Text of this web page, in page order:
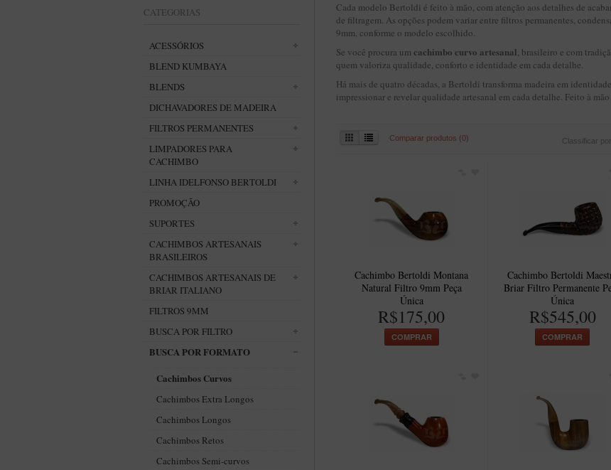
CATEGORIAS
ACESSÓRIOS
BLEND KUMBAYA
BLENDS
DICHAVADORES DE MADEIRA
FILTROS PERMANENTES
LIMPADORES PARA
CACHIMBO
LINHA IDELFONSO BERTOLDI
PROMOÇÃO
SUPORTES
CACHIMBOS ARTESANAIS
BRASILEIROS
CACHIMBOS ARTESANAIS DE
BRIAR ITALIANO
FILTROS 9MM
BUSCA POR FILTRO
BUSCA POR FORMATO
Cachimbos Curvos
Cachimbos Extra Longos
Cachimbos Longos
Cachimbos Retos
Cachimbos Semi-curvos
Cada modelo Bertoldi é feito à mão, com atenção aos detalhes de
de filtragem. As opções podem variar entre filtros permanentes,
9mm, conforme o modelo escolhido.
Se você procura um cachimbo curvo artesanal, brasileiro e com
quem valoriza qualidade, conforto e identidade em cada detalhe.
Há mais de quatro décadas, a Bertoldi transforma madeira em
impressionar e revelar qualidade artesanal em cada detalhe. Feito à
Comparar produtos (0) Classificar
Cachimbo Bertoldi Montana
Natural Filtro 9mm Peça
Única
R$175,00
COMPRAR
Cachimbo Bertoldi
Briar Filtro Permanente
Única
R$545,00
COMPRAR